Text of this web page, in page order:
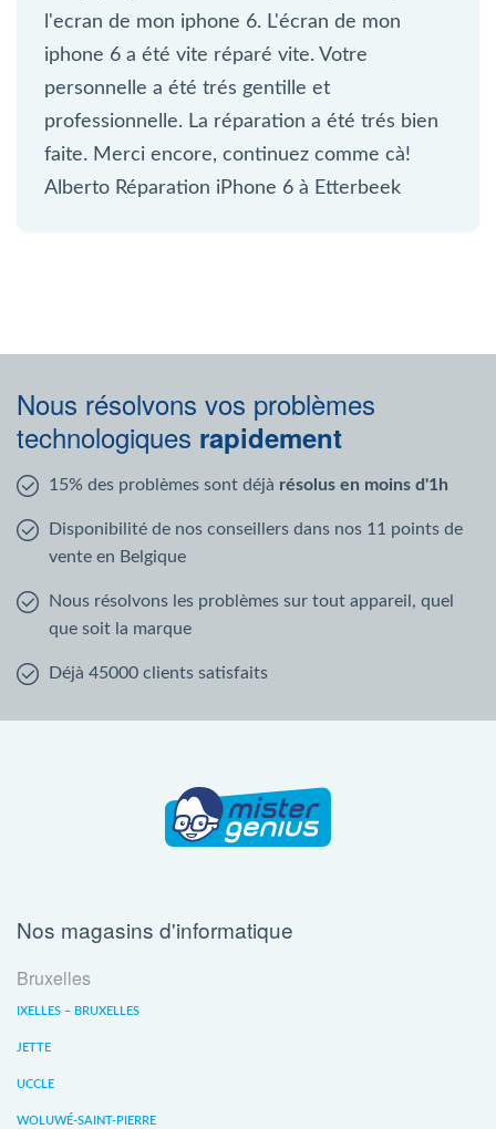
l'ecran de mon iphone 6. L'écran de mon
iphone 6 a été vite réparé vite. Votre
personnelle a été trés gentille et
professionnelle. La réparation a été trés bien
faite. Merci encore, continuez comme cà!
Alberto Réparation iPhone 6 à Etterbeek
Nous résolvons vos problèmes
technologiques rapidement
15% des problèmes sont déjà résolus en moins d'1h
Disponibilité de nos conseillers dans nos 11 points de
vente en Belgique
Nous résolvons les problèmes sur tout appareil, quel
que soit la marque
Déjà 45000 clients satisfaits
Nos magasins d'informatique
Bruxelles
IXELLES – BRUXELLES
JETTE
UCCLE
WOLUWÉ-SAINT-PIERRE